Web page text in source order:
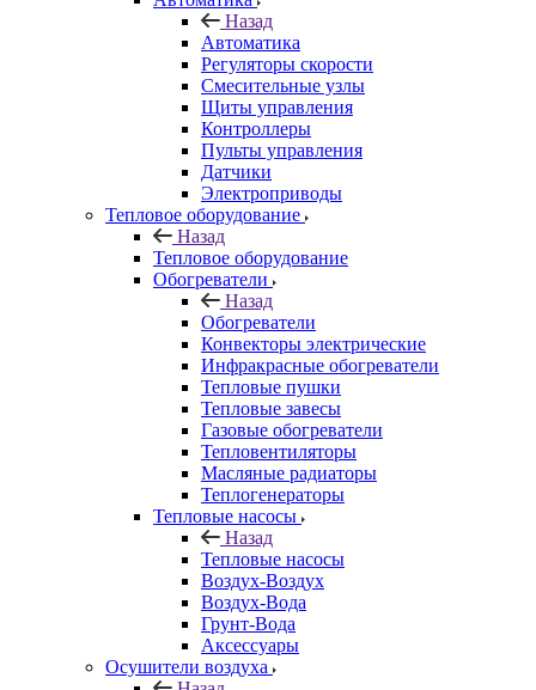
Назад
Автоматика
Регуляторы скорости
Смесительные узлы
Щиты управления
Контроллеры
Пульты управления
Датчики
Электроприводы
Тепловое оборудование
Назад
Тепловое оборудование
Обогреватели
Назад
Обогреватели
Конвекторы электрические
Инфракрасные обогреватели
Тепловые пушки
Тепловые завесы
Газовые обогреватели
Тепловентиляторы
Масляные радиаторы
Теплогенераторы
Тепловые насосы
Назад
Тепловые насосы
Воздух-Воздух
Воздух-Вода
Грунт-Вода
Аксессуары
Осушители воздуха